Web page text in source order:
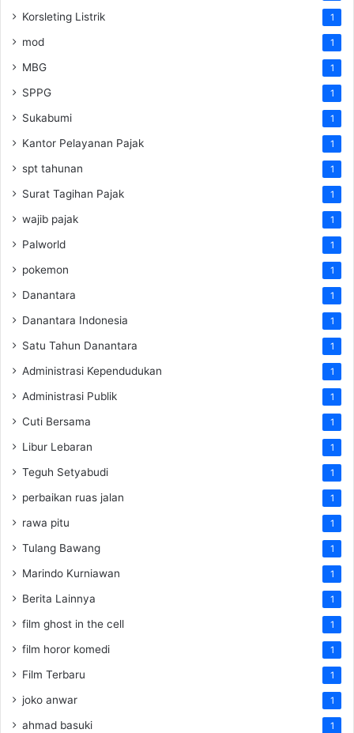
Korsleting Listrik 1
mod 1
MBG 1
SPPG 1
Sukabumi 1
Kantor Pelayanan Pajak 1
spt tahunan 1
Surat Tagihan Pajak 1
wajib pajak 1
Palworld 1
pokemon 1
Danantara 1
Danantara Indonesia 1
Satu Tahun Danantara 1
Administrasi Kependudukan 1
Administrasi Publik 1
Cuti Bersama 1
Libur Lebaran 1
Teguh Setyabudi 1
perbaikan ruas jalan 1
rawa pitu 1
Tulang Bawang 1
Marindo Kurniawan 1
Berita Lainnya 1
film ghost in the cell 1
film horor komedi 1
Film Terbaru 1
joko anwar 1
ahmad basuki 1